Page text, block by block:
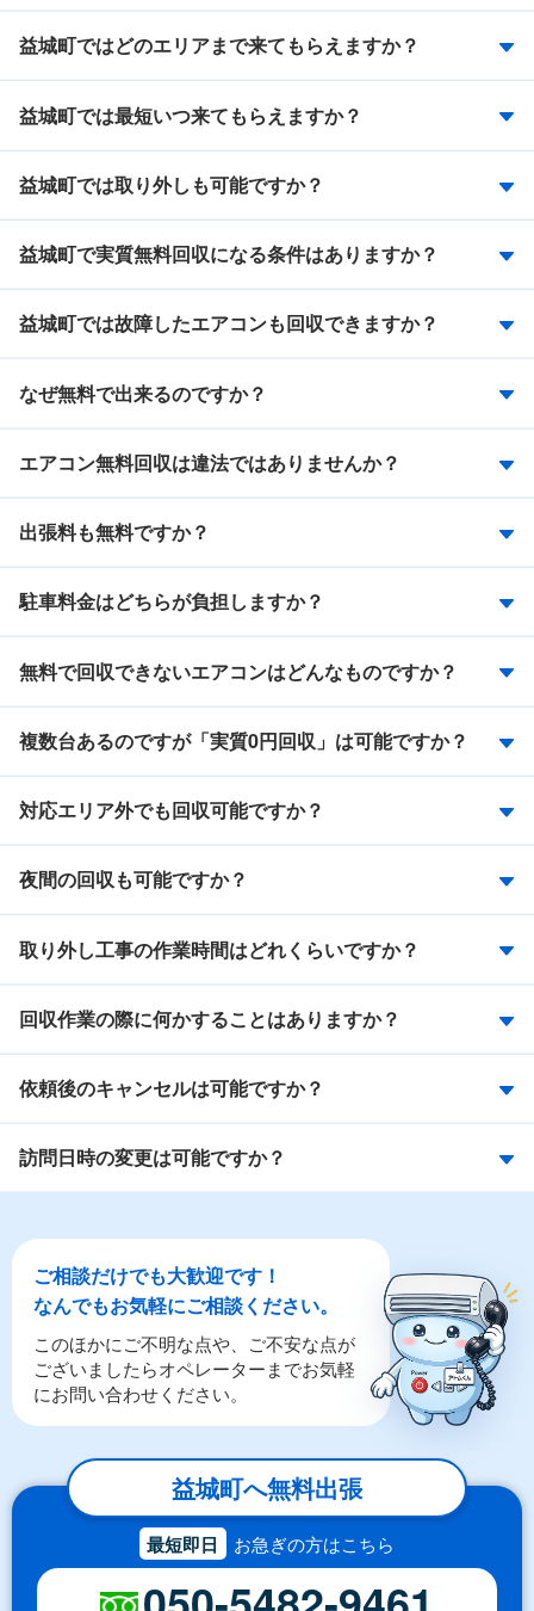
益城町ではどのエリアまで来てもらえますか？
益城町では最短いつ来てもらえますか？
益城町では取り外しも可能ですか？
益城町で実質無料回収になる条件はありますか？
益城町では故障したエアコンも回収できますか？
なぜ無料で出来るのですか？
エアコン無料回収は違法ではありませんか？
出張料も無料ですか？
駐車料金はどちらが負担しますか？
無料で回収できないエアコンはどんなものですか？
複数台あるのですが「実質0円回収」は可能ですか？
対応エリア外でも回収可能ですか？
夜間の回収も可能ですか？
取り外し工事の作業時間はどれくらいですか？
回収作業の際に何かすることはありますか？
依頼後のキャンセルは可能ですか？
訪問日時の変更は可能ですか？
ご相談だけでも大歓迎です！
なんでもお気軽にご相談ください。
このほかにご不明な点や、ご不安な点が
ございましたらオペレーターまでお気軽
にお問い合わせください。
益城町へ無料出張
最短即日 お急ぎの方はこちら